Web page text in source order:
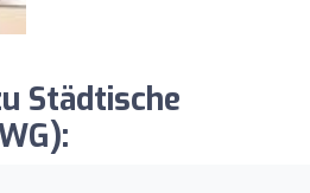
Städtische